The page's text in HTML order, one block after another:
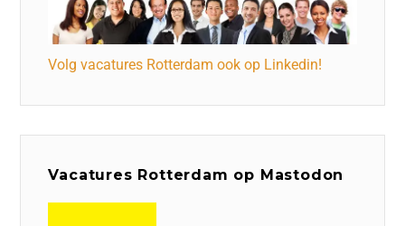
Volg vacatures Rotterdam ook op Linkedin!
Vacatures Rotterdam op Mastodon